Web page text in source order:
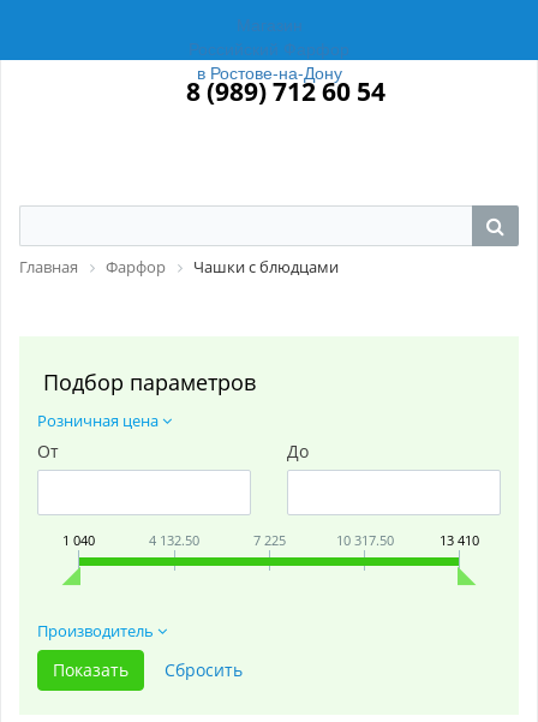
Магазин
Российский Фарфор
в Ростове-на-Дону
8 (989) 712 60 54
Главная Фарфор Чашки с блюдцами
Подбор параметров
Розничная цена
От До
1 040 4 132.50 7 225 10 317.50 13 410
Производитель